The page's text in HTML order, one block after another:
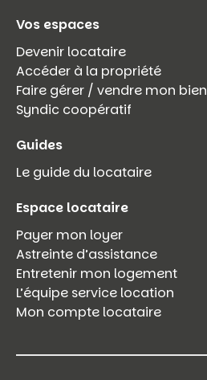
Vos espaces
Devenir locataire
Accéder à la propriété
Faire gérer / vendre mon bien
Syndic coopératif
Guides
Le guide du locataire
Espace locataire
Payer mon loyer
Astreinte d’assistance
Entretenir mon logement
L’équipe service location
Mon compte locataire